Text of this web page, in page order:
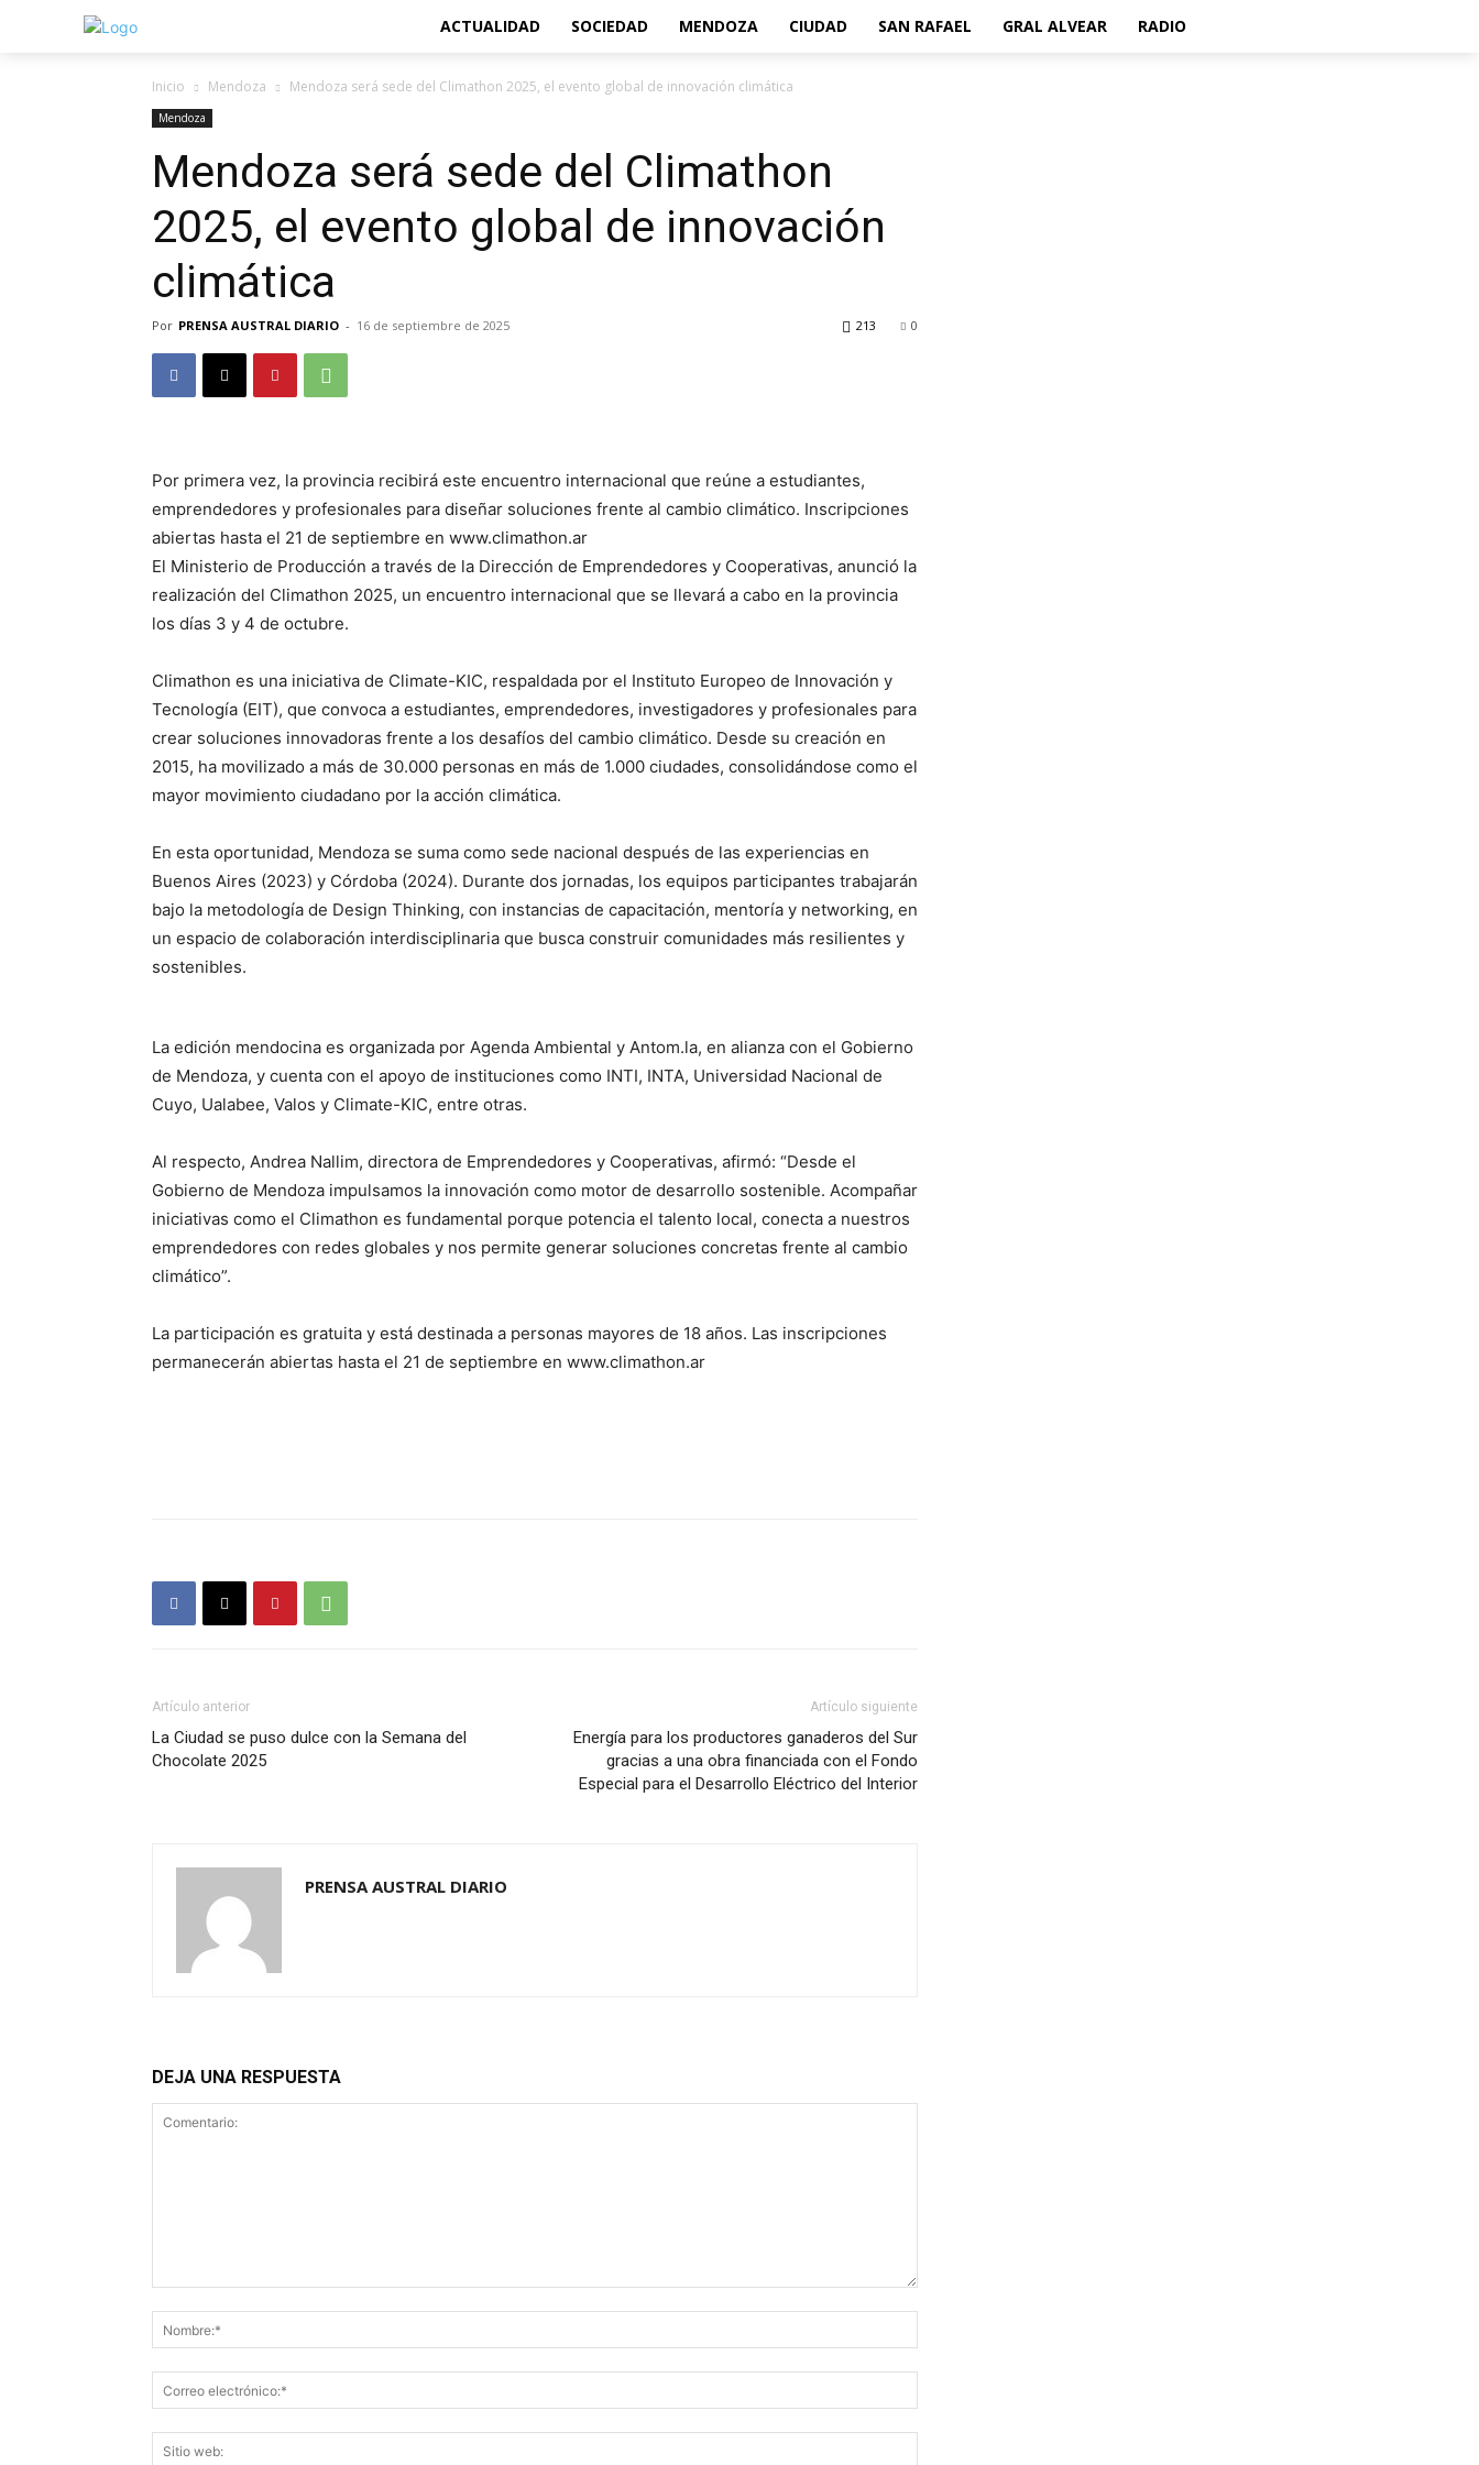
ACTUALIDAD SOCIEDAD MENDOZA CIUDAD SAN RAFAEL GRAL ALVEAR RADIO
Inicio Mendoza Mendoza será sede del Climathon 2025, el evento global de innovación climática
Mendoza
Mendoza será sede del Climathon
2025, el evento global de innovación
climática
Por PRENSA AUSTRAL DIARIO - 16 de septiembre de 2025 0
213
Por primera vez, la provincia recibirá este encuentro internacional que reúne a estudiantes,
emprendedores y profesionales para diseñar soluciones frente al cambio climático. Inscripciones
abiertas hasta el 21 de septiembre en www.climathon.ar
El Ministerio de Producción a través de la Dirección de Emprendedores y Cooperativas, anunció la
realización del Climathon 2025, un encuentro internacional que se llevará a cabo en la provincia
los días 3 y 4 de octubre.
Climathon es una iniciativa de Climate-KIC, respaldada por el Instituto Europeo de Innovación y
Tecnología (EIT), que convoca a estudiantes, emprendedores, investigadores y profesionales para
crear soluciones innovadoras frente a los desafíos del cambio climático. Desde su creación en
2015, ha movilizado a más de 30.000 personas en más de 1.000 ciudades, consolidándose como el
mayor movimiento ciudadano por la acción climática.
En esta oportunidad, Mendoza se suma como sede nacional después de las experiencias en
Buenos Aires (2023) y Córdoba (2024). Durante dos jornadas, los equipos participantes trabajarán
bajo la metodología de Design Thinking, con instancias de capacitación, mentoría y networking, en
un espacio de colaboración interdisciplinaria que busca construir comunidades más resilientes y
sostenibles.
La edición mendocina es organizada por Agenda Ambiental y Antom.la, en alianza con el Gobierno
de Mendoza, y cuenta con el apoyo de instituciones como INTI, INTA, Universidad Nacional de
Cuyo, Ualabee, Valos y Climate-KIC, entre otras.
Al respecto, Andrea Nallim, directora de Emprendedores y Cooperativas, afirmó: “Desde el
Gobierno de Mendoza impulsamos la innovación como motor de desarrollo sostenible. Acompañar
iniciativas como el Climathon es fundamental porque potencia el talento local, conecta a nuestros
emprendedores con redes globales y nos permite generar soluciones concretas frente al cambio
climático”.
La participación es gratuita y está destinada a personas mayores de 18 años. Las inscripciones
permanecerán abiertas hasta el 21 de septiembre en www.climathon.ar
Artículo anterior
La Ciudad se puso dulce con la Semana del
Chocolate 2025
Artículo siguiente
Energía para los productores ganaderos del Sur
gracias a una obra financiada con el Fondo
Especial para el Desarrollo Eléctrico del Interior
PRENSA AUSTRAL DIARIO
DEJA UNA RESPUESTA